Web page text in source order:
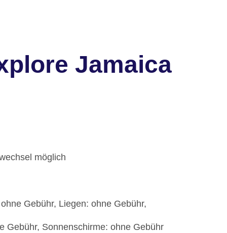
Jamaica
möglich
Gebühr, Liegen: ohne Gebühr,
Gebühr, Sonnenschirme: ohne Gebühr